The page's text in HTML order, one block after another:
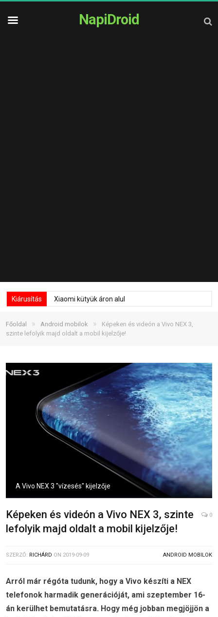
NapiDroid
Kiárusítás Xiaomi kütyük áron alul
Főoldal » Android mobilok »
Képeken és videón a Vivo NEX 3,
szinte lefolyik majd oldalt a mobil kijelzője!
A Vivo NEX 3 "vízesés" kijelzője
Képeken és videón a Vivo NEX 3, szinte
lefolyik majd oldalt a mobil kijelzője!
0
SZERZŐ: RICHÁRD ON 2019-09-09 ANDROID MOBILOK
Arról már régóta tudunk, hogy a Vivo készíti a NEX
telefonok harmadik generációját, ami szeptember 16-
án kerülhet bemutatásra. Hogy még jobban megjöjjön a